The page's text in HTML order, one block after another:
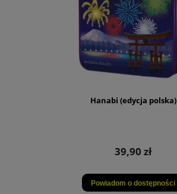
Hanabi (edycja polska)
39,90 zł
Powiadom o dostępności